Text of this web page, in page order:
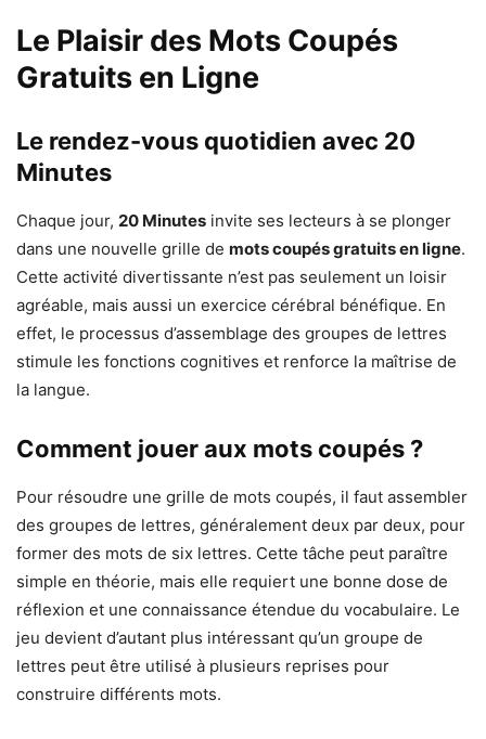
Le Plaisir des Mots Coupés
Gratuits en Ligne
Le rendez-vous quotidien avec 20
Minutes
Chaque jour, 20 Minutes invite ses lecteurs à se plonger
dans une nouvelle grille de mots coupés gratuits en ligne.
Cette activité divertissante n’est pas seulement un loisir
agréable, mais aussi un exercice cérébral bénéfique. En
effet, le processus d’assemblage des groupes de lettres
stimule les fonctions cognitives et renforce la maîtrise de
la langue.
Comment jouer aux mots coupés ?
Pour résoudre une grille de mots coupés, il faut assembler
des groupes de lettres, généralement deux par deux, pour
former des mots de six lettres. Cette tâche peut paraître
simple en théorie, mais elle requiert une bonne dose de
réflexion et une connaissance étendue du vocabulaire. Le
jeu devient d’autant plus intéressant qu’un groupe de
lettres peut être utilisé à plusieurs reprises pour
construire différents mots.